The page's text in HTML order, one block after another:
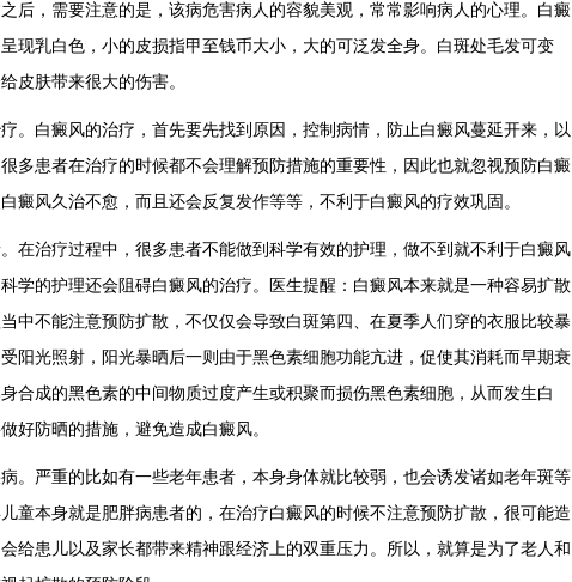
后，需要注意的是，该病危害病人的容貌美观，常常影响病人的心理。白癜
现乳白色，小的皮损指甲至钱币大小，大的可泛发全身。白斑处毛发可变
皮肤带来很大的伤害。
。白癜风的治疗，首先要先找到原因，控制病情，防止白癜风蔓延开来，以
多患者在治疗的时候都不会理解预防措施的重要性，因此也就忽视预防白癜
癜风久治不愈，而且还会反复发作等等，不利于白癜风的疗效巩固。
在治疗过程中，很多患者不能做到科学有效的护理，做不到就不利于白癜风
学的护理还会阻碍白癜风的治疗。医生提醒：白癜风本来就是一种容易扩散
中不能注意预防扩散，不仅仅会导致白斑第四、在夏季人们穿的衣服比较暴
阳光照射，阳光暴晒后一则由于黑色素细胞功能亢进，促使其消耗而早期衰
合成的黑色素的中间物质过度产生或积聚而损伤黑色素细胞，从而发生白
好防晒的措施，避免造成白癜风。
。严重的比如有一些老年患者，本身身体就比较弱，也会诱发诸如老年斑等
童本身就是肥胖病患者的，在治疗白癜风的时候不注意预防扩散，很可能造
给患儿以及家长都带来精神跟经济上的双重压力。所以，就算是为了老人和